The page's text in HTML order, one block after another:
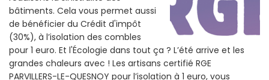
bâtiments. Cela vous permet aussi
de bénéficier du Crédit d'impôt
(30%), à l’isolation des combles
pour 1 euro. Et l'Écologie dans tout ça ? L’été arrive et les
grandes chaleurs avec ! Les artisans certifié RGE
PARVILLERS-LE-QUESNOY pour l’isolation à 1 euro, vous